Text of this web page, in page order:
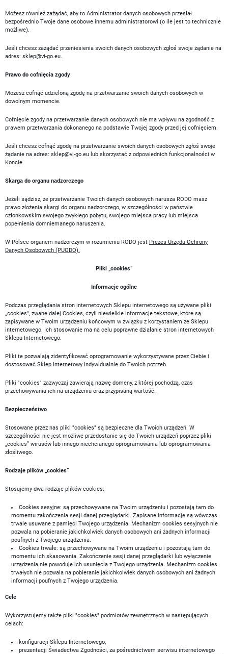
Możesz również zażądać, aby to Administrator danych osobowych przesłał
bezpośrednio Twoje dane osobowe innemu administratorowi (o ile jest to technicznie
możliwe).
Jeśli chcesz zażądać przeniesienia swoich danych osobowych zgłoś swoje żądanie na
adres: sklep@vi-go.eu.
Prawo do cofnięcia zgody
Możesz cofnąć udzieloną zgodę na przetwarzanie swoich danych osobowych w
dowolnym momencie.
Cofnięcie zgody na przetwarzanie danych osobowych nie ma wpływu na zgodność z
prawem przetwarzania dokonanego na podstawie Twojej zgody przed jej cofnięciem.
Jeśli chcesz cofnąć zgodę na przetwarzanie swoich danych osobowych zgłoś swoje
żądanie na adres: sklep@vi-go.eu lub skorzystać z odpowiednich funkcjonalności w
Koncie.
Skarga do organu nadzorczego
Jeżeli sądzisz, że przetwarzanie Twoich danych osobowych narusza RODO masz
prawo złożenia skargi do organu nadzorczego, w szczególności w państwie
członkowskim swojego zwykłego pobytu, swojego miejsca pracy lub miejsca
popełnienia domniemanego naruszenia.
W Polsce organem nadzorczym w rozumieniu RODO jest Prezes Urzędu Ochrony
Danych Osobowych (PUODO).
Pliki „cookies”
Informacje ogólne
Podczas przeglądania stron internetowych Sklepu internetowego są używane pliki
„cookies", zwane dalej Cookies, czyli niewielkie informacje tekstowe, które są
zapisywane w Twoim urządzeniu końcowym w związku z korzystaniem ze Sklepu
internetowego. Ich stosowanie ma na celu poprawne działanie stron internetowych
Sklepu Internetowego.
Pliki te pozwalają zidentyfikować oprogramowanie wykorzystywane przez Ciebie i
dostosować Sklep internetowy indywidualnie do Twoich potrzeb.
Pliki "cookies" zazwyczaj zawierają nazwę domeny, z której pochodzą, czas
przechowywania ich na urządzeniu oraz przypisaną wartość.
Bezpieczeństwo
Stosowane przez nas pliki "cookies" są bezpieczne dla Twoich urządzeń. W
szczególności nie jest możliwe przedostanie się do Twoich urządzeń poprzez pliki
„cookies” wirusów lub innego niechcianego oprogramowania lub oprogramowania
złośliwego.
Rodzaje plików „cookies”
Stosujemy dwa rodzaje plików cookies:
Cookies sesyjne: są przechowywane na Twoim urządzeniu i pozostają tam do
momentu zakończenia sesji danej przeglądarki. Zapisane informacje są wówczas
trwale usuwane z pamięci Twojego urządzenia. Mechanizm cookies sesyjnych nie
pozwala na pobieranie jakichkolwiek danych osobowych ani żadnych informacji
poufnych z Twojego urządzenia.
Cookies trwałe: są przechowywane na Twoim urządzeniu i pozostają tam do
momentu ich skasowania. Zakończenie sesji danej przeglądarki lub wyłączenie
urządzenia nie powoduje ich usunięcia z Twojego urządzenia. Mechanizm cookies
trwałych nie pozwala na pobieranie jakichkolwiek danych osobowych ani żadnych
informacji poufnych z Twojego urządzenia.
Cele
Wykorzystujemy także pliki "cookies" podmiotów zewnętrznych w następujących
celach:
konfiguracji Sklepu Internetowego;
prezentacji Świadectwa Zgodności, za pośrednictwem serwisu internetowego